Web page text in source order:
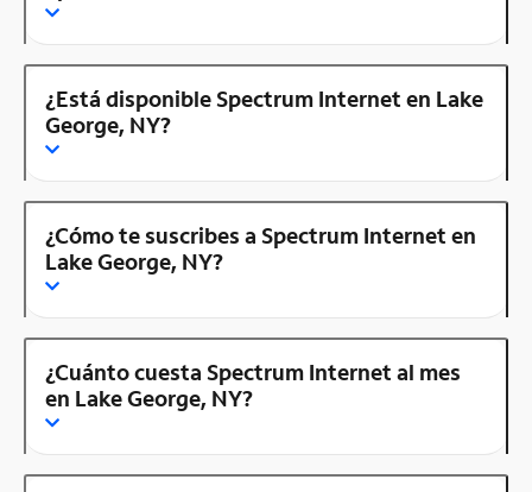
¿Está disponible Spectrum Internet en Lake
George, NY?
¿Cómo te suscribes a Spectrum Internet en
Lake George, NY?
¿Cuánto cuesta Spectrum Internet al mes
en Lake George, NY?